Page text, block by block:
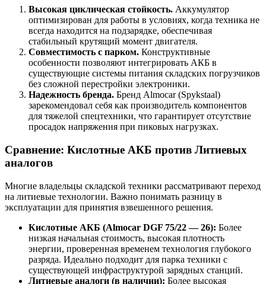
Высокая циклическая стойкость. Аккумулятор
оптимизирован для работы в условиях, когда техника не
всегда находится на подзарядке, обеспечивая
стабильный крутящий момент двигателя.
Совместимость с парком. Конструктивные
особенности позволяют интегрировать АКБ в
существующие системы питания складских погрузчиков
без сложной перестройки электроники.
Надежность бренда. Бренд Almocar (Spykstaal)
зарекомендовал себя как производитель компонентов
для тяжелой спецтехники, что гарантирует отсутствие
просадок напряжения при пиковых нагрузках.
Сравнение: Кислотные АКБ против Литиевых
аналогов
Многие владельцы складской техники рассматривают переход
на литиевые технологии. Важно понимать разницу в
эксплуатации для принятия взвешенного решения.
Кислотные АКБ (Almocar DGF 75/22 — 26): Более
низкая начальная стоимость, высокая плотность
энергии, проверенная временем технология глубокого
разряда. Идеально подходит для парка техники с
существующей инфраструктурой зарядных станций.
Литиевые аналоги (в наличии): Более высокая